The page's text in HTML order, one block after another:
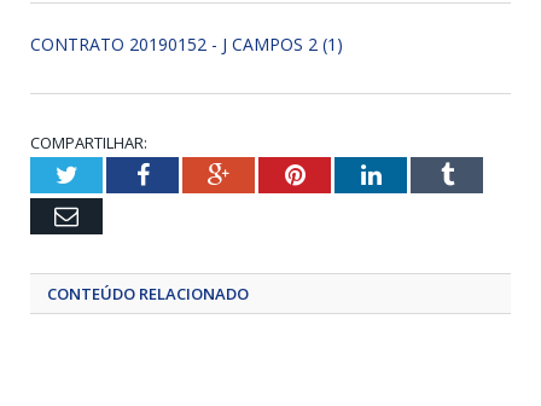
CONTRATO 20190152 - J CAMPOS 2 (1)
COMPARTILHAR:
TwitterFacebookGoogle+PinterestLinkedInTumblr
Email
CONTEÚDO RELACIONADO